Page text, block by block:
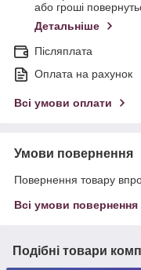
або гроші
Детальніше
Післяплата
Оплата на рахунок
Всі умови оплати
Умови повернення
Повернення товару
Всі умови повернення
Подібні товари